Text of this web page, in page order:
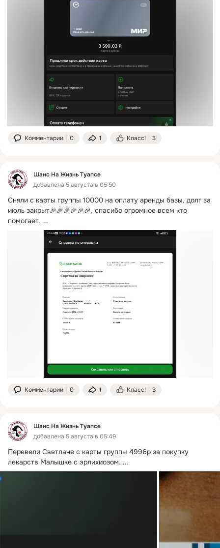
Комментарии 0 1 Класс! 3
Шанс На Жизнь Туапсе
добавлена 5 августа в 05:50
Сняли с карты группы 10000 на оплату аренды базы, долг за
июль закрыт🎉🎉🎉🎉🎉🎉, спасибо огромное всем кто
помогает. ...
Комментарии 0 1 Класс! 3
Шанс На Жизнь Туапсе
добавлена 5 августа в 05:49
Перевели Светлане с карты группы 4996р за покупку
лекарств Малышке с эрлихиозом. ...